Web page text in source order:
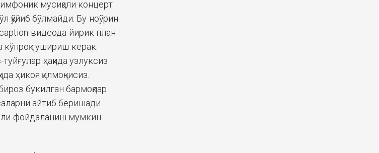
мусиқали концерт
қўйиб бўлмайди. Бу ноўрин
видеода йирик план
кўпроқ тушириш керак.
ҳақида узлуксиз
ҳикоя қилмоқчисиз.
букилган бармоқлар
айтиб беришади.
фойдаланиш мумкин.